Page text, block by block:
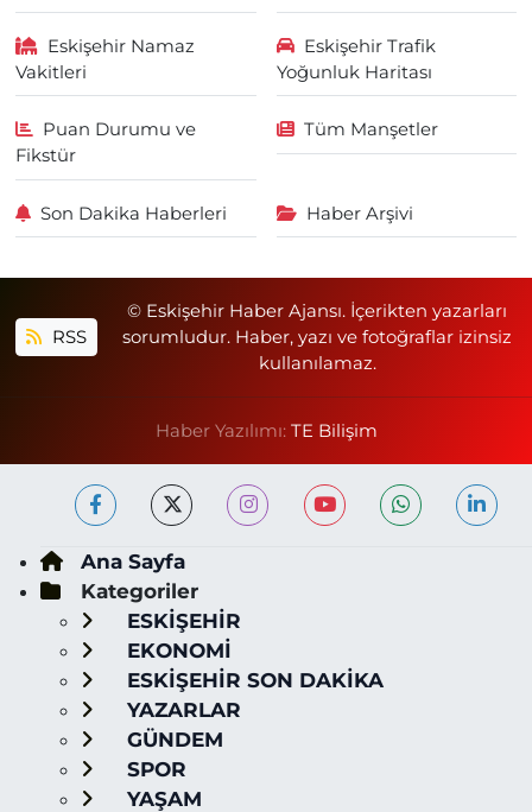
Eskişehir Namaz
Vakitleri
Eskişehir Trafik
Yoğunluk Haritası
Puan Durumu ve
Fikstür
Tüm Manşetler
Son Dakika Haberleri Haber Arşivi
RSS
© Eskişehir Haber Ajansı. İçerikten yazarları
sorumludur. Haber, yazı ve fotoğraflar izinsiz
kullanılamaz.
Haber Yazılımı: TE Bilişim
Ana Sayfa
Kategoriler
ESKİŞEHİR
EKONOMİ
ESKİŞEHİR SON DAKİKA
YAZARLAR
GÜNDEM
SPOR
YAŞAM